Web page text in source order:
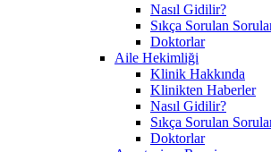
Nasıl Gidilir?
Sıkça Sorulan
Doktorlar
Aile Hekimliği
Klinik Hakkında
Klinikten Haberler
Nasıl Gidilir?
Sıkça Sorulan
Doktorlar